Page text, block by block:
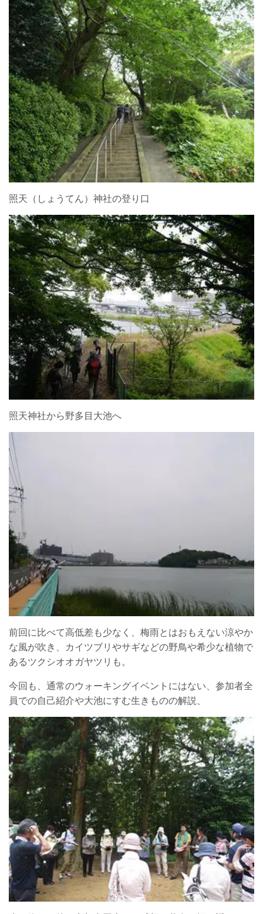
照天（しょうてん）神社の登り口
照天神社から野多目大池へ
前回に比べて高低差も少なく、梅雨とはおもえない涼やか
な風が吹き、カイツブリやサギなどの野鳥や希少な植物で
あるツクシオオガヤツリも。
今回も、通常のウォーキングイベントにはない、参加者全
員での自己紹介や大池にすむ生きものの解説、